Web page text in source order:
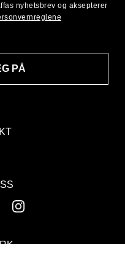
PÅ
nyhetsbrev og aksepterer